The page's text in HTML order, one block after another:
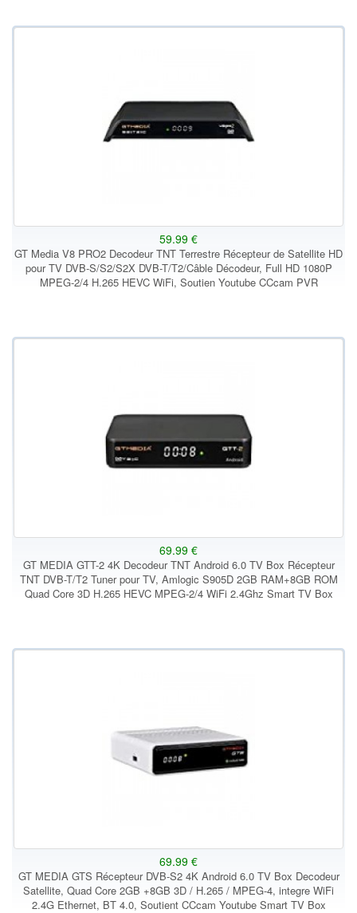
59.99 €
GT Media V8 PRO2 Decodeur TNT Terrestre Récepteur de Satellite HD
pour TV DVB-S/S2/S2X DVB-T/T2/Câble Décodeur, Full HD 1080P
MPEG-2/4 H.265 HEVC WiFi, Soutien Youtube CCcam PVR
69.99 €
GT MEDIA GTT-2 4K Decodeur TNT Android 6.0 TV Box Récepteur
TNT DVB-T/T2 Tuner pour TV, Amlogic S905D 2GB RAM+8GB ROM
Quad Core 3D H.265 HEVC MPEG-2/4 WiFi 2.4Ghz Smart TV Box
69.99 €
GT MEDIA GTS Récepteur DVB-S2 4K Android 6.0 TV Box Decodeur
Satellite, Quad Core 2GB +8GB 3D / H.265 / MPEG-4, integre WiFi
2.4G Ethernet, BT 4.0, Soutient CCcam Youtube Smart TV Box